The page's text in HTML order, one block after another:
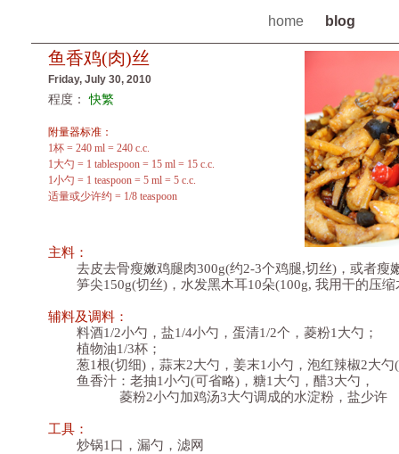
home blog
鱼香鸡(肉)丝
主料：
去皮去骨瘦嫩鸡腿肉300g(约2-3个鸡腿,切丝)，或者瘦
笋尖150g(切丝)，水发黑木耳10朵(100g, 我用干的压缩
辅料及调料：
料酒1/2小勺，盐1/4小勺，蛋清1/2个，菱粉1大勺；
植物油1/3杯；
葱1根(切细)，蒜末2大勺，姜末1小勺，泡红辣椒2大勺(
鱼香汁：老抽1小勺(可省略)，糖1大勺，醋3大勺，
菱粉2小勺加鸡汤3大勺调成的水淀粉，盐少许
工具：
炒锅1口，漏勺，滤网
Friday, July 30, 2010
附量器标准：
1杯 = 240 ml = 240 c.c.
1大勺 = 1 tablespoon = 15 ml = 15 c.c.
1小勺 = 1 teaspoon = 5 ml = 5 c.c.
适量或少许约 = 1/8 teaspoon
程度： 快繁